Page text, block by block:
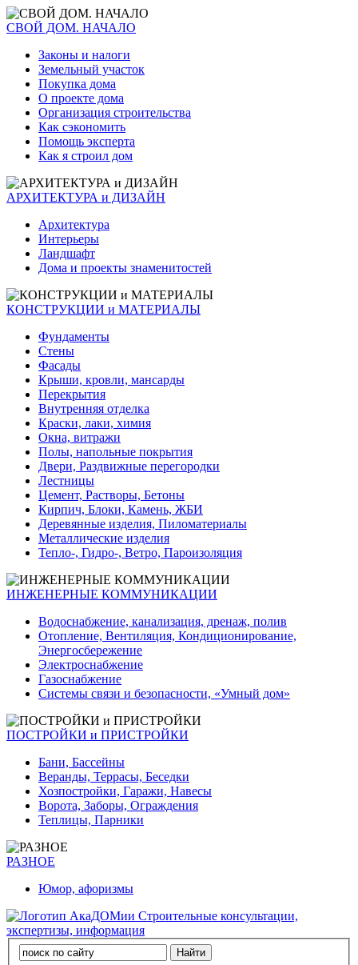
СВОЙ ДОМ. НАЧАЛО
Законы и налоги
Земельный участок
Покупка дома
О проекте дома
Организация строительства
Как сэкономить
Помощь эксперта
Как я строил дом
АРХИТЕКТУРА и ДИЗАЙН
Архитектура
Интерьеры
Ландшафт
Дома и проекты знаменитостей
КОНСТРУКЦИИ и МАТЕРИАЛЫ
Фундаменты
Стены
Фасады
Крыши, кровли, мансарды
Перекрытия
Внутренняя отделка
Краски, лаки, химия
Окна, витражи
Полы, напольные покрытия
Двери, Раздвижные перегородки
Лестницы
Цемент, Растворы, Бетоны
Кирпич, Блоки, Камень, ЖБИ
Деревянные изделия, Пиломатериалы
Металлические изделия
Тепло-, Гидро-, Ветро, Пароизоляция
ИНЖЕНЕРНЫЕ КОММУНИКАЦИИ
Водоснабжение, канализация, дренаж, полив
Отопление, Вентиляция, Кондиционирование,
Энергосбережение
Электроснабжение
Газоснабжение
Системы связи и безопасности, «Умный дом»
ПОСТРОЙКИ и ПРИСТРОЙКИ
Бани, Бассейны
Веранды, Террасы, Беседки
Хозпостройки, Гаражи, Навесы
Ворота, Заборы, Ограждения
Теплицы, Парники
РАЗНОЕ
Юмор, афоризмы
Строительные консультации,
экспертизы, информация